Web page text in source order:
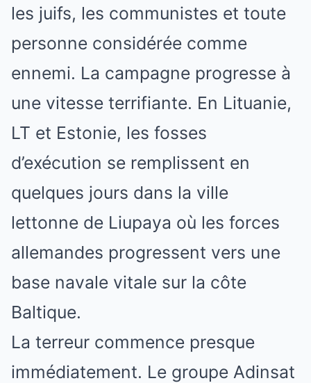
les juifs, les communistes et toute
personne considérée comme
ennemi. La campagne progresse à
une vitesse terrifiante. En Lituanie,
LT et Estonie, les fosses
d’exécution se remplissent en
quelques jours dans la ville
lettonne de Liupaya où les forces
allemandes progressent vers une
base navale vitale sur la côte
Baltique.
La terreur commence presque
immédiatement. Le groupe Adinsat